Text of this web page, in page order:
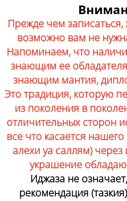
Прежде чем
возможно вам не
Напоминаем, что
знающим ее
знающим мантия,
Это традиция, которую
из поколения в
отличительных сторон
все что касается
алехи уа саллям)
украшение
Иджаза не
рекомендация